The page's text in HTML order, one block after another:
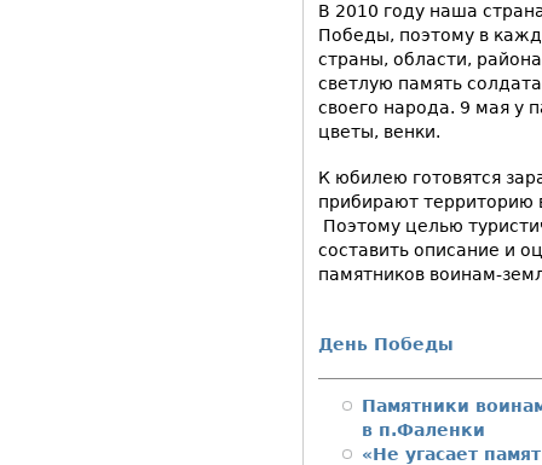
В 2010 году наша
Победы, поэтому в
страны, области,
светлую память
своего народа. 9 мая у
цветы, венки.
К юбилею готовятся
прибирают территорию
Поэтому целью
составить описание и
памятников воинам-
День Победы
Памятники
в п.Фаленки
«Не угасает